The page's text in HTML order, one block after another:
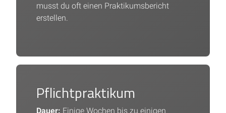
musst du oft einen Praktikumsbericht
erstellen.
Pflichtpraktikum
Dauer: Einige Wochen bis zu einigen